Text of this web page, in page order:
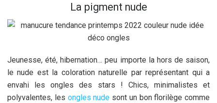
La pigment nude
Jeunesse, été, hibernation… peu importe la hors de saison,
le nude est la coloration naturelle par représentant qui a
envahi les ongles des stars ! Chics, minimalistes et
polyvalentes, les ongles nude sont un bon florilège comme